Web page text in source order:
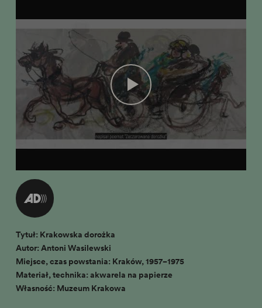
Tytuł: Krakowska dorożka
Autor: Antoni Wasilewski
Miejsce, czas powstania: Kraków, 1957−1975
Materiał, technika: akwarela na papierze
Własność: Muzeum Krakowa